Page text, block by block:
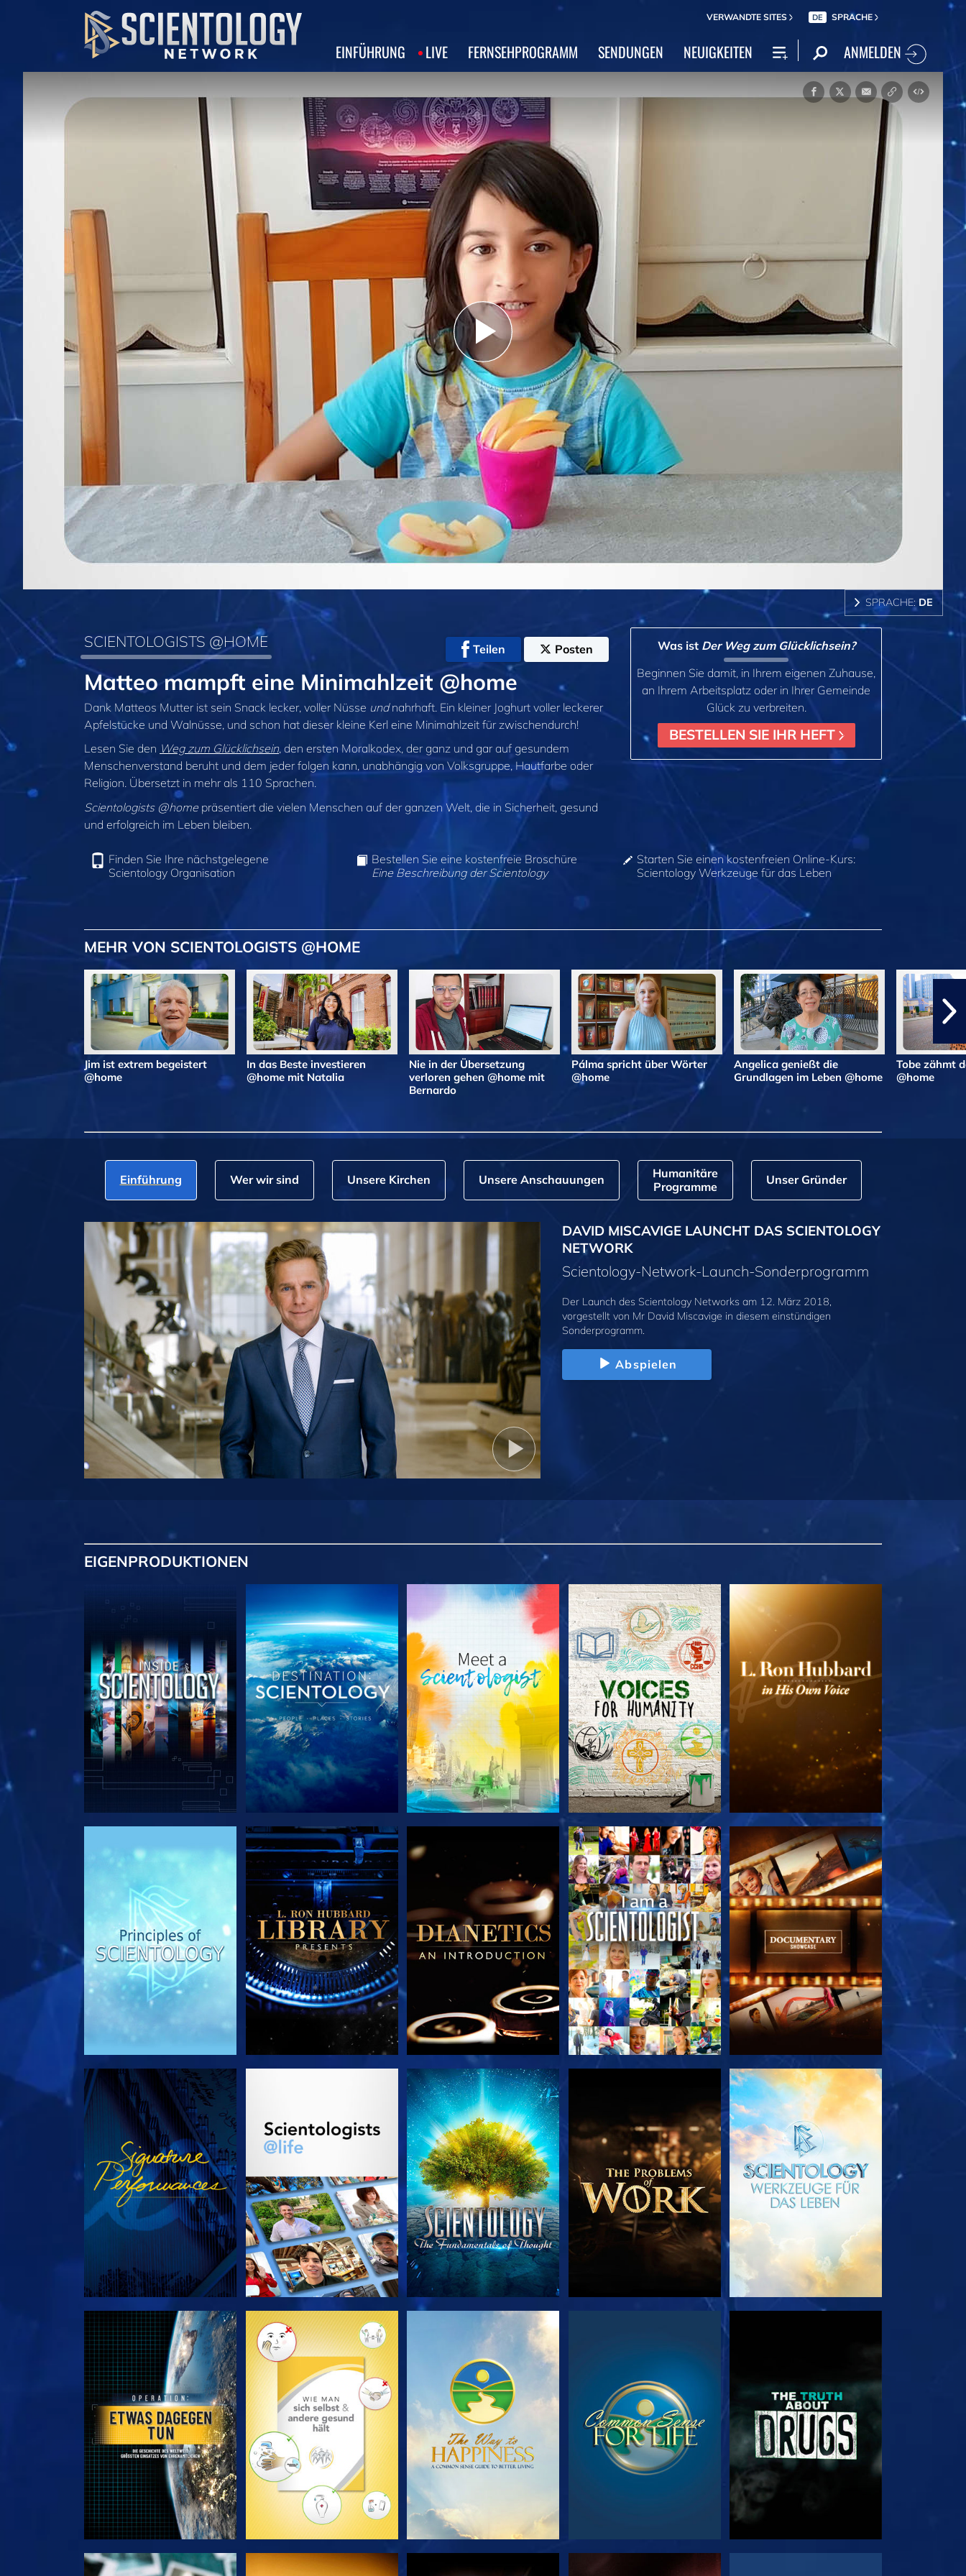
VERWANDTE SITES DE SPRACHE
EINFÜHRUNG LIVE FERNSEHPROGRAMM SENDUNGEN NEUIGKEITEN ANMELDEN
Play
Video
SPRACHE: DE
SCIENTOLOGISTS @HOME Teilen Posten
Matteo mampft eine Minimahlzeit @home
Dank Matteos Mutter ist sein Snack lecker, voller Nüsse undnahrhaft. Ein kleiner Joghurt voller leckerer
Apfelstücke und Walnüsse, und schon hat dieser kleine Kerl eine Minimahlzeit für zwischendurch!
Lesen Sie den Weg zum Glücklichsein, den ersten Moralkodex, der ganz und gar auf gesundem
Menschenverstand beruht und dem jeder folgen kann, unabhängig von Volksgruppe, Hautfarbe oder
Religion. Übersetzt in mehr als 110 Sprachen.
Scientologists @homepräsentiert die vielen Menschen auf der ganzen Welt, die in Sicherheit, gesund
und erfolgreich im Leben bleiben.
Was ist Der Weg zum Glücklichsein?
Beginnen Sie damit, in Ihrem eigenen Zuhause,
an Ihrem Arbeitsplatz oder in Ihrer Gemeinde
Glück zu verbreiten.
BESTELLEN SIE IHR HEFT
Finden Sie Ihre nächstgelegene
Scientology Organisation
Bestellen Sie eine kostenfreie Broschüre
Eine Beschreibung der Scientology
Starten Sie einen kostenfreien Online-Kurs:
Scientology Werkzeuge für das Leben
MEHR VON SCIENTOLOGISTS @HOME
Jim ist extrem begeistert
@home
In das Beste investieren
@home mit Natalia
Nie in der Übersetzung
verloren gehen @home mit
Bernardo
Pálma spricht über Wörter
@home
Angelica genießt die
Grundlagen im Leben @home
Tobe zähmt
@home
Einführung Wer wir sind Unsere Kirchen Unsere Anschauungen
Humanitäre
Programme
Unser Gründer
DAVID MISCAVIGE LAUNCHT DAS SCIENTOLOGY
NETWORK
Scientology-Network-Launch-Sonderprogramm
Der Launch des Scientology Networks am 12. März 2018,
vorgestellt von Mr David Miscavige in diesem einstündigen
Sonderprogramm.
Abspielen
EIGENPRODUKTIONEN
SERIE ENTDECKEN SERIE ENTDECKEN SERIE ENTDECKEN SERIE ENTDECKEN SERIE ENTDECKEN
ANSEHEN ANSEHEN SERIE ENTDECKEN
SERIE ENTDECKEN SERIE ENTDECKEN